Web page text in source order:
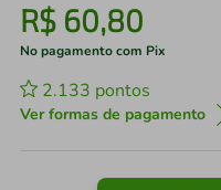
R$ 60,80
No pagamento com Pix
2.133 pontos
Ver formas de pagamento